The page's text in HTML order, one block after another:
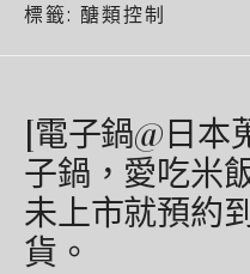
標籤: 醣類控制
[電子鍋@日本
子鍋，愛吃米
未上市就預約
貨。